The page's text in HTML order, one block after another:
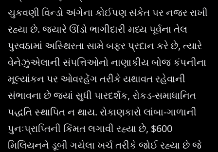
ચુકવણી વિન્ડો અંગેના કોઈપણ સંકેત પર નજર રાખી
રહ્યા છે. જ્યારે ઊંડો ભાગીદારી મધ્ય પૂર્વના તેલ
પુરવઠામાં અસ્થિરતા સામે બફર પ્રદાન કરે છે, ત્યારે
વેનેઝુએલાની સંપત્તિઓનો નાણાકીય બોજ કંપનીના
મૂલ્યાંકન પર ઓવરહેંગ તરીકે યથાવત રહેવાની
સંભાવના છે જ્યાં સુધી પારદર્શક, રોકડ-સમાધાનિત
પદ્ધતિ સ્થાપિત ન થાય. રોકાણકારો લાંબા-ગાળાની
પુનઃપ્રાપ્તિની કિંમત લગાવી રહ્યા છે, $600
મિલિયનને ડૂબી ગયેલા ખર્ચ તરીકે જોઈ રહ્યા છે જે